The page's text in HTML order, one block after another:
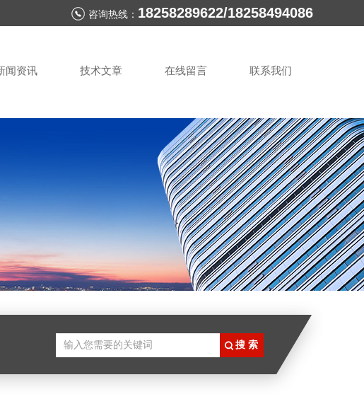
咨询热线： 18258289622/18258494086
闻资讯 技术文章 在线留言 联系我们